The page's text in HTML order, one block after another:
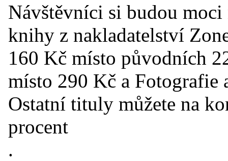
Návštěvníci si budou
knihy z nakladatelství
160 Kč místo původních
místo 290 Kč a Fotografie
Ostatní tituly můžete na
procent
.